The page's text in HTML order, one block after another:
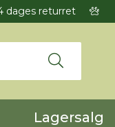
dages returret
Lagersalg